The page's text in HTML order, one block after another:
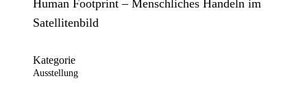
Human Footprint – Menschliches Handeln im
Satellitenbild
Kategorie
Ausstellung